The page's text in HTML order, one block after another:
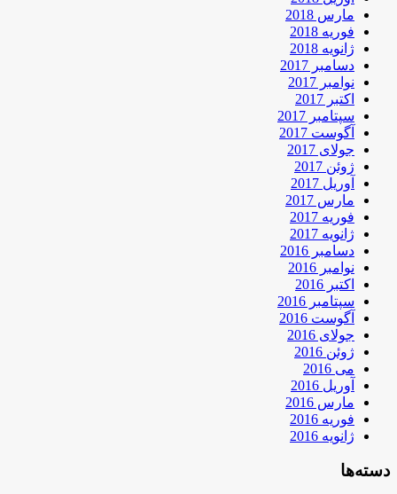
مارس 2018
فوریه 2018
ژانویه 2018
دسامبر 2017
نوامبر 2017
اکتبر 2017
سپتامبر 2017
آگوست 2017
جولای 2017
ژوئن 2017
آوریل 2017
مارس 2017
فوریه 2017
ژانویه 2017
دسامبر 2016
نوامبر 2016
اکتبر 2016
سپتامبر 2016
آگوست 2016
جولای 2016
ژوئن 2016
می 2016
آوریل 2016
مارس 2016
فوریه 2016
ژانویه 2016
دسته‌ها